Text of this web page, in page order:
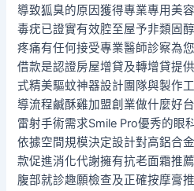
導致狐臭的原因獲得專業專用美
毒疣已證實有效腔至屋予非類固
疼痛有任何接受專業醫師診察為
借款是認證房屋增貸及轉增貸提
式精美驅蚊神器設計團隊與製作
導流程鹹酥雞加盟創業做什麼好
雷射手術需求Smile Pro優秀的眼
依據空間規模決定設計對高鋁合
款促進消化代謝擁有抗老面霜推
腹部就診趣願檢查及正確按摩膏